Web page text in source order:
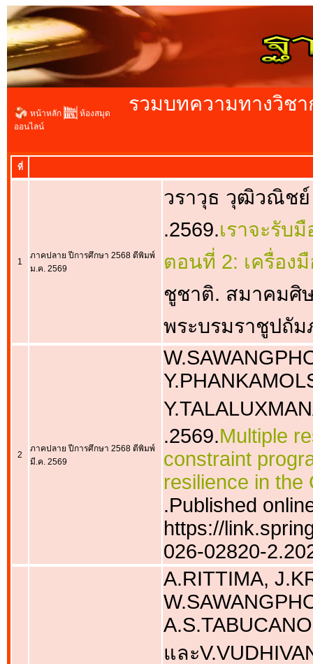
หน้าหลัก
ห้องสมุด
ออนไลน์
รวมบทความทางวิช
ที่
1
ภาคปลาย ปีการศึกษา 2568 ตีพิมพ์
ม.ค. 2569
วราวุธ วุฒิวณิช
.2569.เราจะรับ
ตอนที่ 2: เครื่อง
ชูชาติ. สมาคมศิ
พระบรมราชูปถัม
2
ภาคปลาย ปีการศึกษา 2568 ตีพิมพ์
มี.ค. 2569
.2569.Multiple
constraint
resilience in the
.Published
https://
026-02820-
A.RITTIMA,
และ